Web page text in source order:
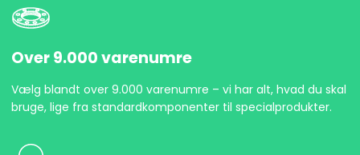
Over 9.000 varenumre
Vælg blandt over 9.000 varenumre – vi har alt, hvad du skal
bruge, lige fra standardkomponenter til specialprodukter.